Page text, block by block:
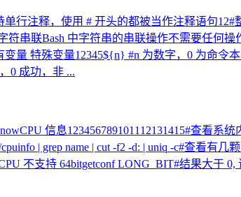
行注释，使用 # 开头的都被当作注释语句
符串联Bash 中字符串的串联操作不需要任何
量 特殊变量12345${n} #n 为数字，0 为命
0 成功，非 ...
信息123456789101112131415#查看系
| grep name | cut -f2 -d: | uniq -c#查看有
不支持 64bitgetconf LONG_BIT#结果大于 0,